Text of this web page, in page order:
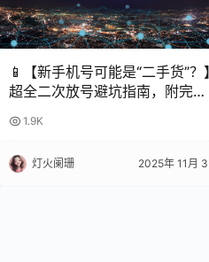
📱【新手机号可能是“二手货”？
超全二次放号避坑指南，附完美
1.9K
灯火阑珊 2025年 11月